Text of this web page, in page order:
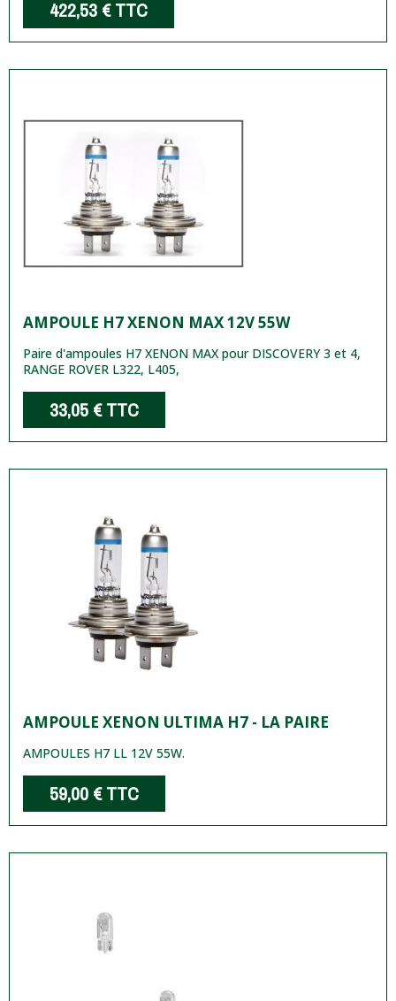
422,53 €TTC
AMPOULE H7 XENON MAX 12V 55W
Paire d'ampoules H7 XENON MAX pour DISCOVERY 3 et 4,
RANGE ROVER L322, L405,
33,05 €TTC
AMPOULE XENON ULTIMA H7 - LA PAIRE
AMPOULES H7 LL 12V 55W.
59,00 €TTC